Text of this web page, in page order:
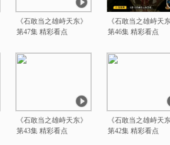
《石敢当之雄峙天东》
第47集 精彩看点
《石敢当之雄峙天
第46集 精彩看点
《石敢当之雄峙天东》
第43集 精彩看点
《石敢当之雄峙天
第42集 精彩看点